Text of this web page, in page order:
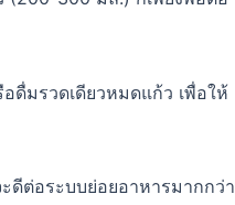
ดื่มรวดเดียวหมดแก้ว เพื่อให้
ต่อระบบย่อยอาหารมากกว่า